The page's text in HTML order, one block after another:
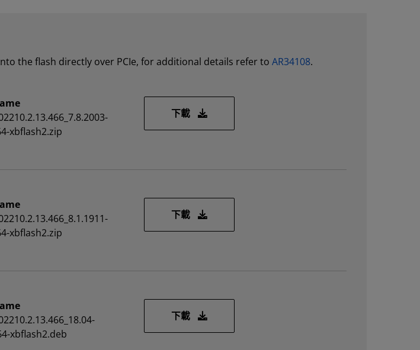
the flash directly over PCIe, for additional details refer to AR34108.
xbflash2.zip
下載 xrt_202210.2.13.466_7.8.2003-x86_64-xbflash2.zip
xbflash2.zip
下載 xrt_202210.2.13.466_8.1.1911-x86_64-xbflash2.zip
xbflash2.deb
下載 xrt_202210.2.13.466_18.04-amd64-xbflash2.deb